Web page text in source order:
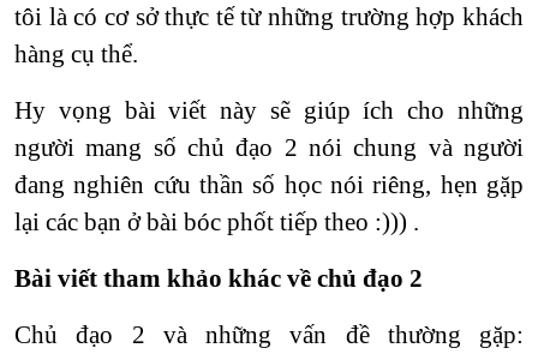
tôi là có cơ sở thực tế từ những trường hợp khách
hàng cụ thể.
Hy vọng bài viết này sẽ giúp ích cho những
người mang số chủ đạo 2 nói chung và người
đang nghiên cứu thần số học nói riêng, hẹn gặp
lại các bạn ở bài bóc phốt tiếp theo :))) .
Bài viết tham khảo khác về chủ đạo 2
Chủ đạo 2 và những vấn đề thường gặp: